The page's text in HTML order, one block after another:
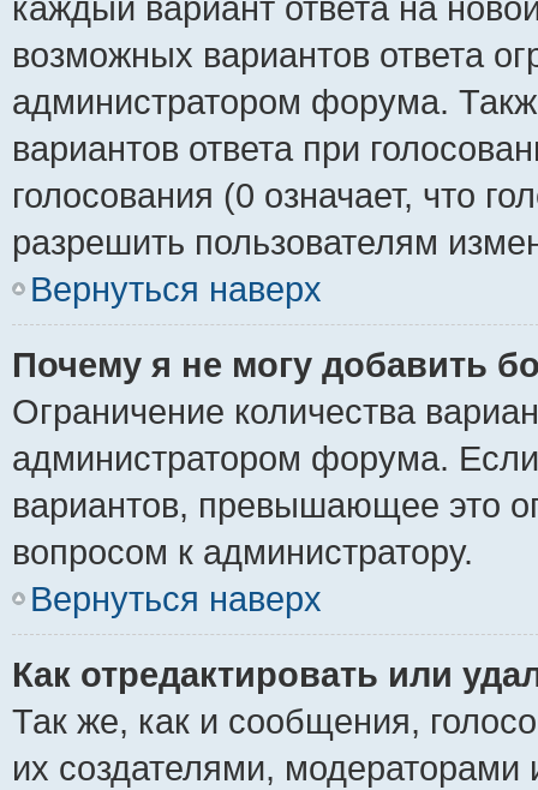
возможных вариантов ответа
администратором форума.
вариантов ответа при
голосования (0 означает, что
разрешить пользователям
Вернуться наверх
Почему я не могу добавить
Ограничение количества
администратором форума.
вариантов, превышающее это
вопросом к администратору.
Вернуться наверх
Как отредактировать или
Так же, как и сообщения,
их создателями,